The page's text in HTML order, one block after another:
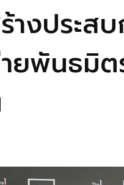
างประส
ายพันธมิ